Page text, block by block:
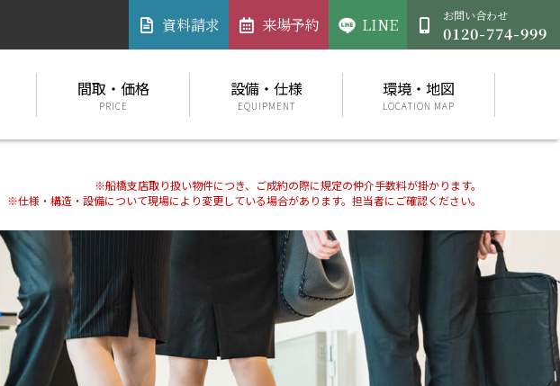
資料請求 来場予約 LINE お問い合わせ
間取・価格
PRICE
設備・仕様
EQUIPMENT
環境・地図
LOCATION MAP
※船橋支店取り扱い物件につき、ご成約の際に規定の仲介手数料が掛かります。
※仕様・構造・設備について現場により変更している場合があります。担当者にご確認ください。